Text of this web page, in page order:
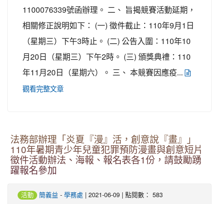
1100076339號函辦理。 二、 旨揭競賽活動延期，
相關修正說明如下： (一) 徵件截止：110年9月1日
（星期三）下午3時止。 (二) 公告入圍：110年10
月20日（星期三）下午2時。 (三) 頒獎典禮：110
年11月20日（星期六）。 三、 本競賽因應疫...
觀看完整文章
法務部辦理「炎夏『漫』活，創意說『畫』」
110年暑期青少年兒童犯罪預防漫畫與創意短片
徵件活動辦法、海報、報名表各1份，請鼓勵踴
躍報名參加
活動 簡義益 - 學務處 | 2021-06-09 | 點閱數： 583